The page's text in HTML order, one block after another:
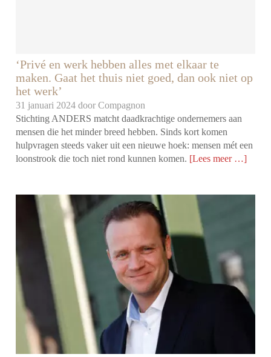
‘Privé en werk hebben alles met elkaar te
maken. Gaat het thuis niet goed, dan ook niet op
het werk’
31 januari 2024 doorCompagnon
Stichting ANDERS matcht daadkrachtige ondernemers aan
mensen die het minder breed hebben. Sinds kort komen
hulpvragen steeds vaker uit een nieuwe hoek: mensen mét een
loonstrook die toch niet rond kunnen komen. [Lees meer …]